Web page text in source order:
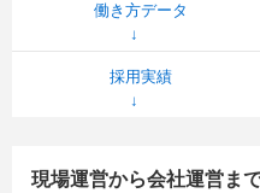
働き方データ
採用実績
現場運営から会社運営ま